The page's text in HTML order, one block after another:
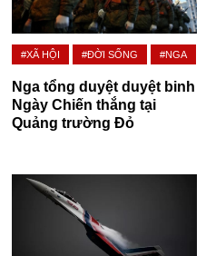
#XÃ HỘI #ĐỜI SỐNG #NGA
Nga tổng duyệt duyệt binh
Ngày Chiến thắng tại
Quảng trường Đỏ